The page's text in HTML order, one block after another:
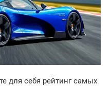
для себя рейтинг самых